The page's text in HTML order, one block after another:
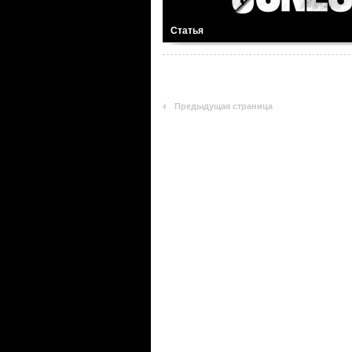
Статья
Предыдущая страница